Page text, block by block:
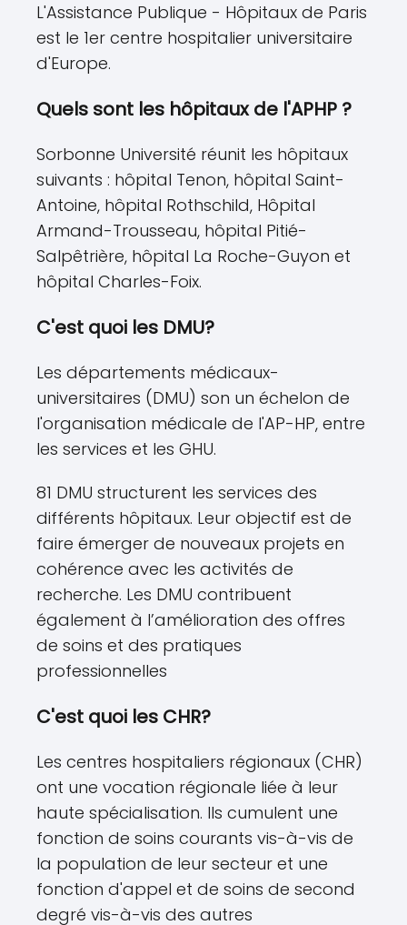
L'Assistance Publique - Hôpitaux de Paris
est le 1er centre hospitalier universitaire
d'Europe.
Quels sont les hôpitaux de l'APHP ?
Sorbonne Université réunit les hôpitaux
suivants : hôpital Tenon, hôpital Saint-
Antoine, hôpital Rothschild, Hôpital
Armand-Trousseau, hôpital Pitié-
Salpêtrière, hôpital La Roche-Guyon et
hôpital Charles-Foix.
C'est quoi les DMU?
Les départements médicaux-
universitaires (DMU) son un échelon de
l'organisation médicale de l'AP-HP, entre
les services et les GHU.
81 DMU structurent les services des
différents hôpitaux. Leur objectif est de
faire émerger de nouveaux projets en
cohérence avec les activités de
recherche. Les DMU contribuent
également à l’amélioration des offres
de soins et des pratiques
professionnelles
C'est quoi les CHR?
Les centres hospitaliers régionaux (CHR)
ont une vocation régionale liée à leur
haute spécialisation. Ils cumulent une
fonction de soins courants vis-à-vis de
la population de leur secteur et une
fonction d'appel et de soins de second
degré vis-à-vis des autres